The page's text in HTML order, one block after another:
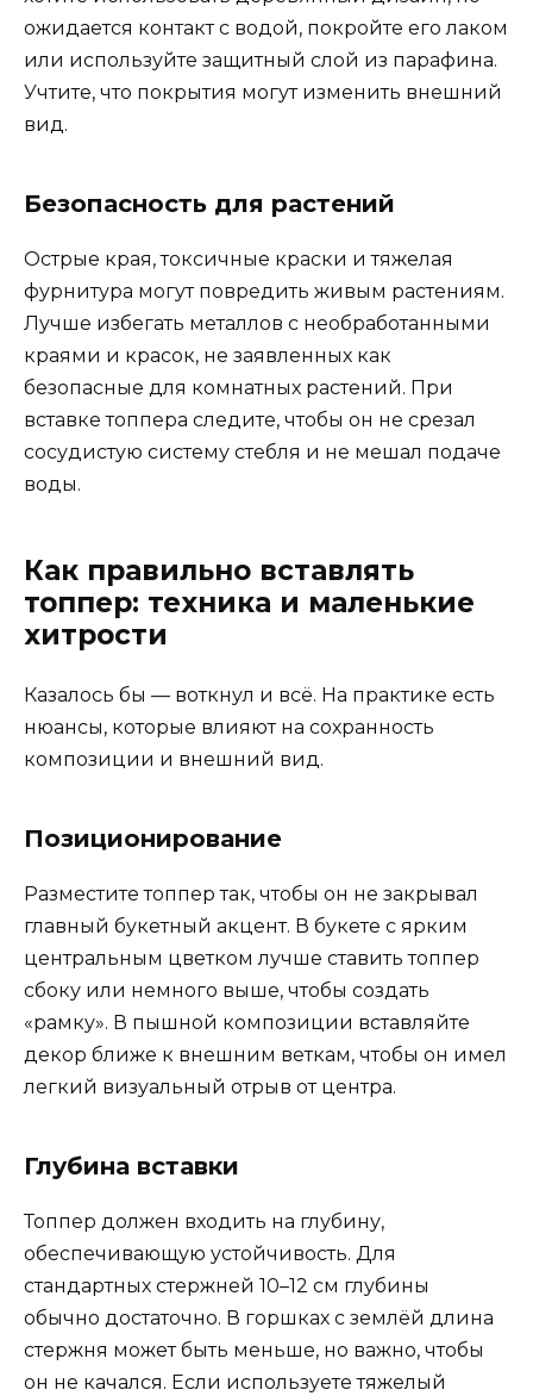
ожидается контакт с водой, покройте его лаком
или используйте защитный слой из парафина.
Учтите, что покрытия могут изменить внешний
вид.
Безопасность для растений
Острые края, токсичные краски и тяжелая
фурнитура могут повредить живым растениям.
Лучше избегать металлов с необработанными
краями и красок, не заявленных как
безопасные для комнатных растений. При
вставке топпера следите, чтобы он не срезал
сосудистую систему стебля и не мешал подаче
воды.
Как правильно вставлять
топпер: техника и маленькие
хитрости
Казалось бы — воткнул и всё. На практике есть
нюансы, которые влияют на сохранность
композиции и внешний вид.
Позиционирование
Разместите топпер так, чтобы он не закрывал
главный букетный акцент. В букете с ярким
центральным цветком лучше ставить топпер
сбоку или немного выше, чтобы создать
«рамку». В пышной композиции вставляйте
декор ближе к внешним веткам, чтобы он имел
легкий визуальный отрыв от центра.
Глубина вставки
Топпер должен входить на глубину,
обеспечивающую устойчивость. Для
стандартных стержней 10–12 см глубины
обычно достаточно. В горшках с землёй длина
стержня может быть меньше, но важно, чтобы
он не качался. Если используете тяжелый